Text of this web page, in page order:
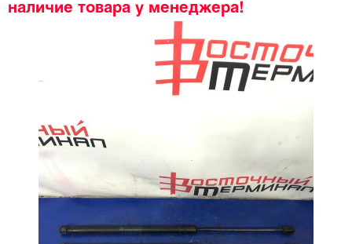
наличие товара у менеджера!